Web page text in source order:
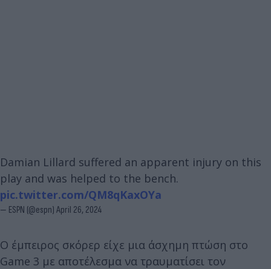
Damian Lillard suffered an apparent injury on this
play and was helped to the bench.
pic.twitter.com/QM8qKaxOYa
— ESPN (@espn) April 26, 2024
Ο έμπειρος σκόρερ είχε μια άσχημη πτώση στο
Game 3 με αποτέλεσμα να τραυματίσει τον